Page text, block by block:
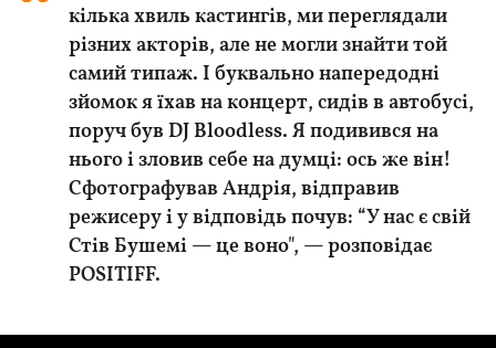
кілька хвиль кастингів, ми переглядали
різних акторів, але не могли знайти той
самий типаж. І буквально напередодні
зйомок я їхав на концерт, сидів в автобусі,
поруч був DJ Bloodless. Я подивився на
нього і зловив себе на думці: ось же він!
Сфотографував Андрія, відправив
режисеру і у відповідь почув: “У нас є свій
Стів Бушемі — це воно", — розповідає
POSITIFF.